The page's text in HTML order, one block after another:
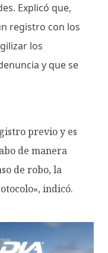
Explicó que,
registro con los
los
y que se
previo y es
de manera
de robo, la
indicó.